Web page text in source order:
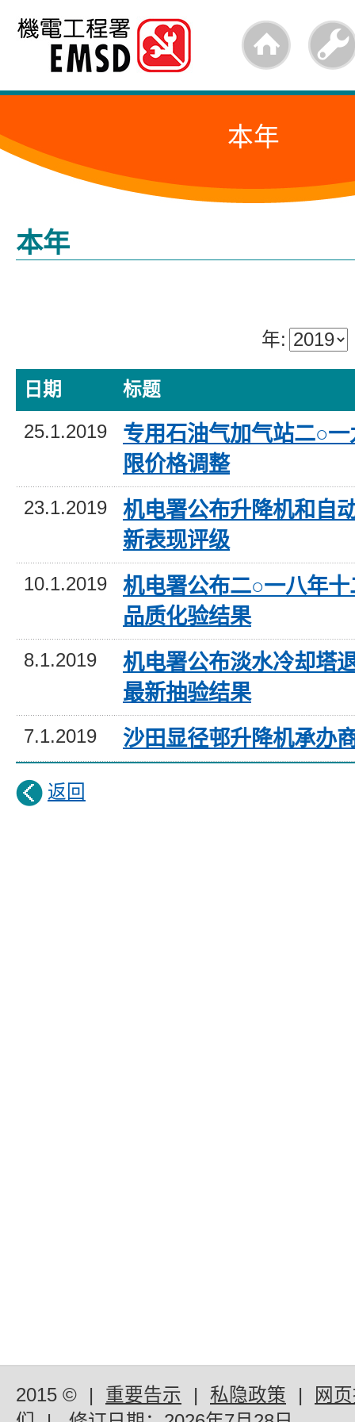
跳
内
的
始
本年
本年
年:
日期 标题
25.1.2019
专用石油气加气站二○
限价格调整
23.1.2019
机电署公布升降机和自
新表现评级
10.1.2019
机电署公布二○一八年
品质化验结果
8.1.2019
机电署公布淡水冷却塔
最新抽验结果
7.1.2019 沙田显径邨升降机承办
返回
2015 © | 重要告示 | 私隐政策 |
网